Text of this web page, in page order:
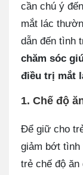
cần chú ý
mắt lác
dẫn đến tình
chăm sóc
điều trị mắt
1. Chế độ
Để giữ cho
giảm bớt tình
trẻ chế độ